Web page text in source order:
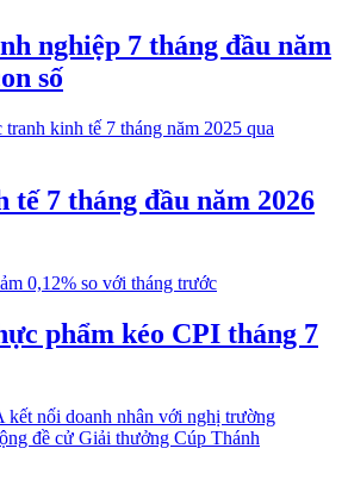
nghiệp 7 tháng đầu năm
số
7 tháng đầu năm 2026
phẩm kéo CPI tháng 7